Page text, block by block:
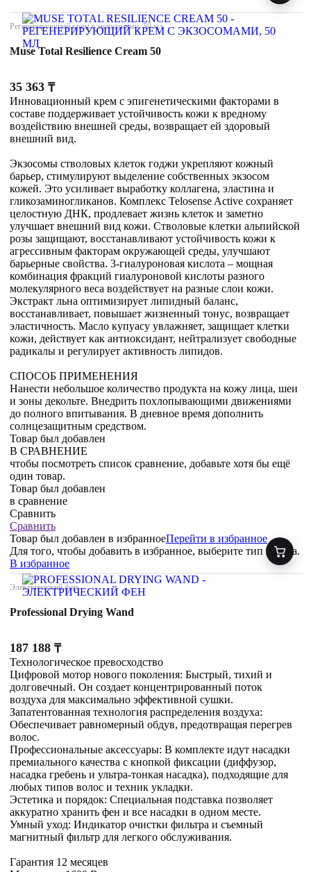
Регенерирующий крем с экзосомами, 50 мл
Muse Total Resilience Cream 50
35 363 ₸
Инновационный крем с эпигенетическими факторами в
составе поддерживает устойчивость кожи к вредному
воздействию внешней среды, возвращает ей здоровый
внешний вид.
Экзосомы стволовых клеток годжи укрепляют кожный
барьер, стимулируют выделение собственных экзосом
кожей. Это усиливает выработку коллагена, эластина и
гликозаминогликанов. Комплекс Telosense Active сохраняет
целостную ДНК, продлевает жизнь клеток и заметно
улучшает внешний вид кожи. Стволовые клетки альпийской
розы защищают, восстанавливают устойчивость кожи к
агрессивным факторам окружающей среды, улучшают
барьерные свойства. 3-гиалуроновая кислота – мощная
комбинация фракций гиалуроновой кислоты разного
молекулярного веса воздействует на разные слои кожи.
Экстракт льна оптимизирует липидный баланс,
восстанавливает, повышает жизненный тонус, возвращает
эластичность. Масло купуасу увлажняет, защищает клетки
кожи, действует как антиоксидант, нейтрализует свободные
радикалы и регулирует активность липидов.
СПОСОБ ПРИМЕНЕНИЯ
Нанести небольшое количество продукта на кожу лица, шеи
и зоны декольте. Внедрить похлопывающими движениями
до полного впитывания. В дневное время дополнить
солнцезащитным средством.
Товар был добавлен
В СРАВНЕНИЕ
чтобы посмотреть список сравнение, добавьте хотя бы ещё
один товар.
Товар был добавлен
в сравнение
Сравнить
Сравнить
Товар был добавлен в избранноеПерейти в избранное
Для того, чтобы добавить в избранное, выберите тип товара.
В избранное
Электрический фен
Professional Drying Wand
187 188 ₸
Технологическое превосходство
Цифровой мотор нового поколения: Быстрый, тихий и
долговечный. Он создает концентрированный поток
воздуха для максимально эффективной сушки.
Запатентованная технология распределения воздуха:
Обеспечивает равномерный обдув, предотвращая перегрев
волос.
Профессиональные аксессуары: В комплекте идут насадки
премиального качества с кнопкой фиксации (диффузор,
насадка гребень и ультра-тонкая насадка), подходящие для
любых типов волос и техник укладки.
Эстетика и порядок: Специальная подставка позволяет
аккуратно хранить фен и все насадки в одном месте.
Умный уход: Индикатор очистки фильтра и съемный
магнитный фильтр для легкого обслуживания.
Гарантия 12 месяцев